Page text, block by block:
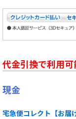
代金引換で利用
現金
宅急便コレクト【お届